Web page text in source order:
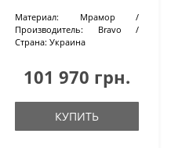
Материал:
Мрамор
Производитель:
Bravo
Страна: Украина
101 970 грн.
КУПИТЬ